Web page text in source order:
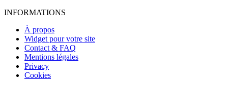
INFORMATIONS
À propos
Widget pour votre site
Contact & FAQ
Mentions légales
Privacy
Cookies